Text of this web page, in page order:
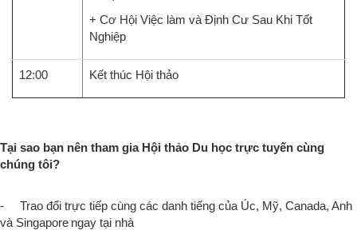
+ Cơ Hội Việc làm và Định Cư Sau Khi Tốt
Nghiệp
12:00 Kết thúc Hội thảo
Tại sao bạn nên tham gia Hội thảo Du học trực tuyến cùng
chúng tôi?
- Trao đổi trực tiếp cùng các danh tiếng của Úc, Mỹ, Canada, Anh
và Singapore ngay tại nhà